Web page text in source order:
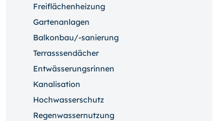
Freiflächenheizung
Gartenanlagen
Balkonbau/-sanierung
Terrasssendächer
Entwässerungsrinnen
Kanalisation
Hochwasserschutz
Regenwassernutzung